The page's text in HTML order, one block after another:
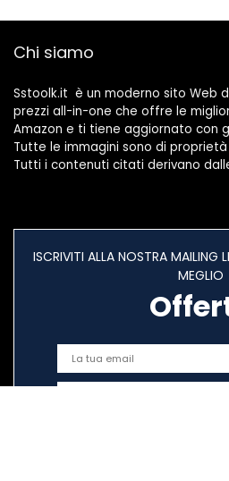
Chi siamo
Sstoolk.it è un moderno sito Web
prezzi all-in-one che offre le
Amazon e ti tiene aggiornato con
Tutte le immagini sono di
Tutti i contenuti citati derivano
ISCRIVITI ALLA NOSTRA MAILING
MEGLIO